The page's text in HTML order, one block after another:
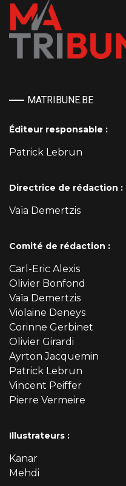
MATRIBUNE.BE
Éditeur responsable :
Patrick Lebrun
Directrice de rédaction :
Vaïa Demertzis
Comité de rédaction :
Carl-Eric Alexis
Olivier Bonfond
Vaïa Demertzis
Violaine Deneys
Corinne Gerbinet
Olivier Girardi
Ayrton Jacquemin
Patrick Lebrun
Vincent Peiffer
Pierre Vermeire
Illustrateurs :
Kanar
Mehdi